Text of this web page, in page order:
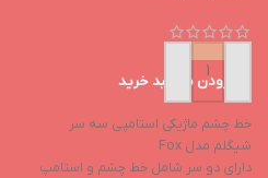
افزودن به سبد خرید
خط چشم ماژیکی استامپی سه سر
شیگلم مدل Fox
دارای دو سر شامل خط چشم و استامپ